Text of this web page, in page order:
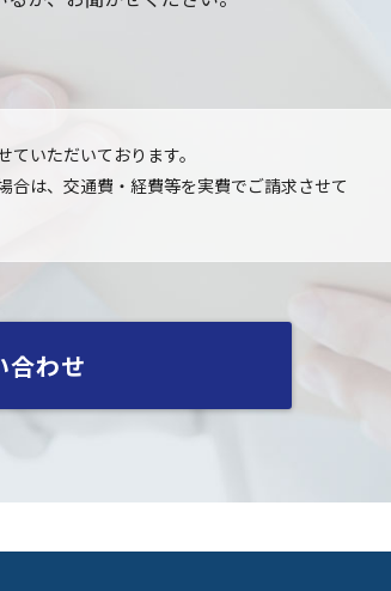
いただいております。
は、交通費・経費等を実費でご請求させて
合わせ